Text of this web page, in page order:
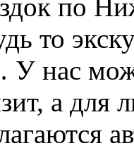
по
то
нас
а для